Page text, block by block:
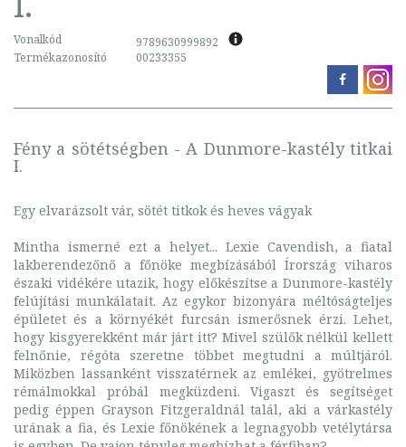
Vonalkód
9789630999892
Termékazonosító
00233355
Fény a sötétségben - A Dunmore-kastély titkai
I.
Egy elvarázsolt vár, sötét titkok és heves vágyak
Mintha ismerné ezt a helyet... Lexie Cavendish, a fiatal
lakberendezőnő a főnöke megbízásából Írország viharos
északi vidékére utazik, hogy előkészítse a Dunmore-kastély
felújítási munkálatait. Az egykor bizonyára méltóságteljes
épületet és a környékét furcsán ismerősnek érzi. Lehet,
hogy kisgyerekként már járt itt? Mivel szülők nélkül kellett
felnőnie, régóta szeretne többet megtudni a múltjáról.
Miközben lassanként visszatérnek az emlékei, gyötrelmes
rémálmokkal próbál megküzdeni. Vigaszt és segítséget
pedig éppen Grayson Fitzgeraldnál talál, aki a várkastély
urának a fia, és Lexie főnökének a legnagyobb vetélytársa